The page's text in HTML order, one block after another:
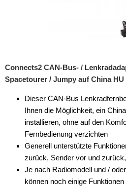
Connects2 CAN-Bus- /
Spacetourer / Jumpy auf China HU
Dieser CAN-Bus
Ihnen die Möglichkeit, ein
installieren, ohne auf den
Fernbedienung verzichten
Generell unterstützte
zurück, Sender vor und zurück,
Je nach Radiomodell und /
können noch einige